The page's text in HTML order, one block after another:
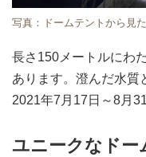
写真：ドームテントから見
長さ150メートルにわ
あります。澄んだ水質
2021年7月17日～8月31
ユニークなドー